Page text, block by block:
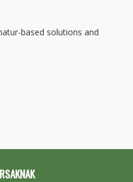
based solutions and